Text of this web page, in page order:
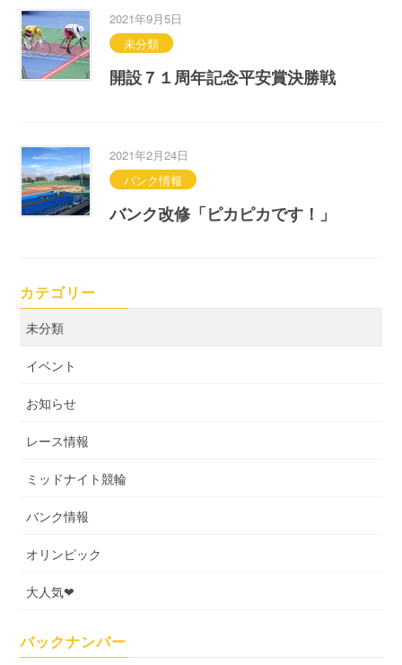
2021年9月5日
未分類
開設７１周年記念平安賞決勝戦
2021年2月24日
バンク情報
バンク改修「ピカピカです！」
カテゴリー
未分類
イベント
お知らせ
レース情報
ミッドナイト競輪
バンク情報
オリンピック
大人気❤
バックナンバー